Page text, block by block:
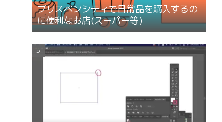
ブリスベンシティで日常品を購入するの
に便利なお店(スーパー等)